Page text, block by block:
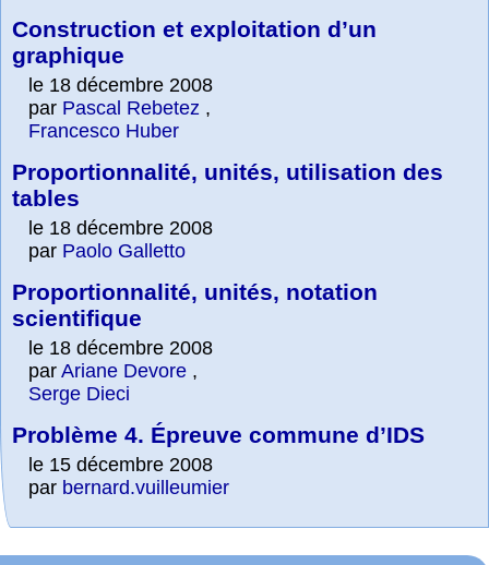
Construction et exploitation d’un
graphique
le 18 décembre 2008
par Pascal Rebetez ,
Francesco Huber
Proportionnalité, unités, utilisation des
tables
le 18 décembre 2008
par Paolo Galletto
Proportionnalité, unités, notation
scientifique
le 18 décembre 2008
par Ariane Devore ,
Serge Dieci
Problème 4. Épreuve commune d’IDS
le 15 décembre 2008
par bernard.vuilleumier